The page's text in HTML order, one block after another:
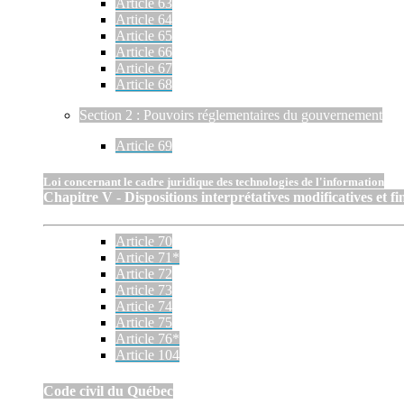
Article 63
Article 64
Article 65
Article 66
Article 67
Article 68
Section 2 : Pouvoirs réglementaires du gouvernement
Article 69
Loi concernant le cadre juridique des technologies de l'information
Chapitre V - Dispositions interprétatives modificatives et
Article 70
Article 71*
Article 72
Article 73
Article 74
Article 75
Article 76*
Article 104
Code civil du Québec